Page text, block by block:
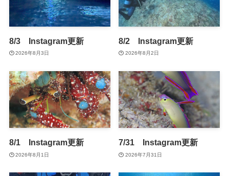
8/3 Instagram更新
2026年8月3日
8/2 Instagram更新
2026年8月2日
8/1 Instagram更新
2026年8月1日
7/31 Instagram更新
2026年7月31日